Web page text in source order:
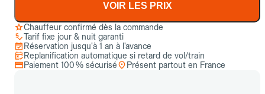
VOIR LES PRIX
Chauffeur confirmé dès la commande
Tarif fixe jour & nuit garanti
Réservation jusqu’à 1 an à l’avance
Replanification automatique si retard de vol/train
Paiement 100 % sécurisé
Présent partout en France